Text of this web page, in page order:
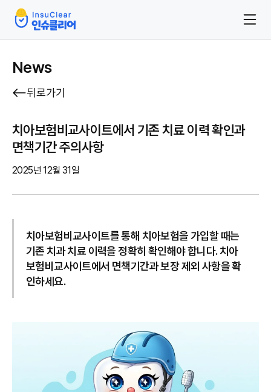
News
뒤로가기
치아보험비교사이트에서 기존 치료 이력 확인과
면책기간 주의사항
2025년 12월 31일
치아보험비교사이트를 통해 치아보험을 가입할 때는
기존 치과 치료 이력을 정확히 확인해야 합니다. 치아
보험비교사이트에서 면책기간과 보장 제외 사항을 확
인하세요.